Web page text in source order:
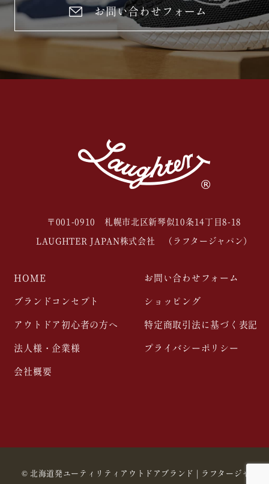
お問い合わせフォーム
〒001-0910 札幌市北区新琴似10条14丁目8-18
LAUGHTER JAPAN株式会社 （ラフタージャパン）
HOME
ブランドコンセプト
アウトドア初心者の方へ
法人様・企業様
会社概要
お問い合わせフォーム
ショッピング
特定商取引法に基づく表記
プライバシーポリシー
© 北海道発ユーティリティアウトドアブランド | ラフタージャパン